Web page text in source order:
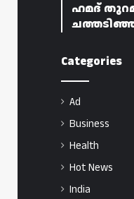
ഹമദ്
Categories
Ad
Business
Health
Hot News
India